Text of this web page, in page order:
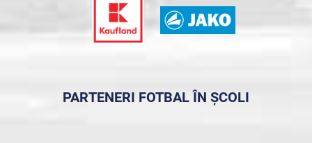
PARTENERI FOTBAL ÎN ȘCOLI